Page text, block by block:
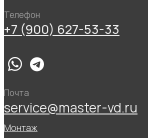
Телефон
+7 (900) 627-53-33
Почта
service@master-vd.ru
Монтаж